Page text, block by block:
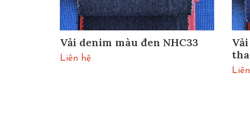
Vải denim màu đen NHC33
Liên hệ